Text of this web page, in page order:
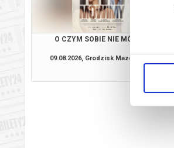
O CZYM SOBIE NIE MÓWIMY
09.08.2026, Grodzisk Mazowiecki